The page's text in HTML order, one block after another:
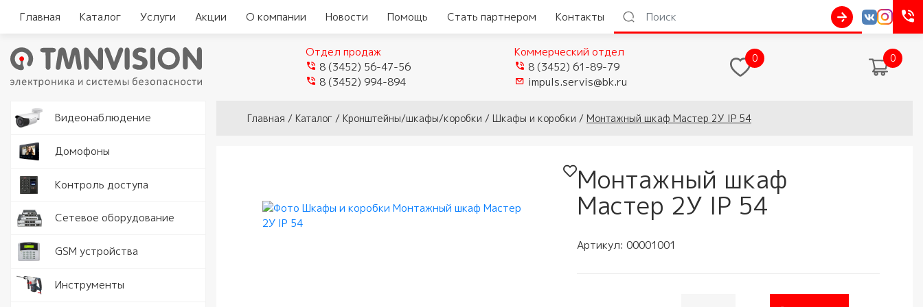
Главная Каталог Услуги Акции О компании Новости Помощь Стать партнером Контакты
Отдел продаж
8 (3452) 56-47-56
8 (3452) 994-894
Коммерческий отдел
8 (3452) 61-89-79
impuls.servis@bk.ru
0 0
Видеонаблюдение Видеокамеры Видеокамеры TVI/CVI/AHD
Муляжи камер
Программное обеспечение
Домофоны
Комплекты
видеодомофонов
Контроль доступа
Замки и защелки
Сетевое оборудование Серверы
GSM устройства
Инструменты
Вы здесь
Главная / Каталог / Кронштейны/шкафы/коробки / Шкафы и коробки / Монтажный шкаф Мастер 2У IP 54
Монтажный шкаф
Мастер 2У IP 54
Артикул: 00001001